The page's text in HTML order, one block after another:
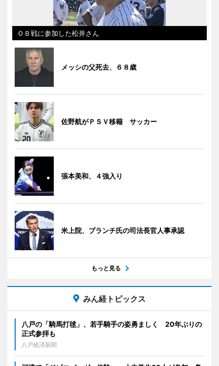
ＯＢ戦に参加した松井さん
メッシの父死去、６８歳
佐野航がＰＳＶ移籍 サッカー
張本美和、４強入り
米上院、ブランチ氏の司法長官人事承認
もっと見る
みん経トピックス
八戸の「騎馬打毬」、若手騎手の姿勇ましく 20年ぶりの
正式参拝も
八戸経済新聞